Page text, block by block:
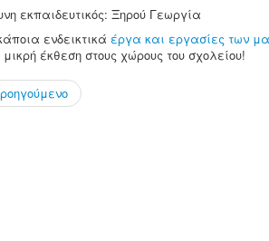
εκπαιδευτικός: Ξηρού Γεωργία
ενδεικτικά έργα και εργασίες των
έκθεση στους χώρους του σχολείου!